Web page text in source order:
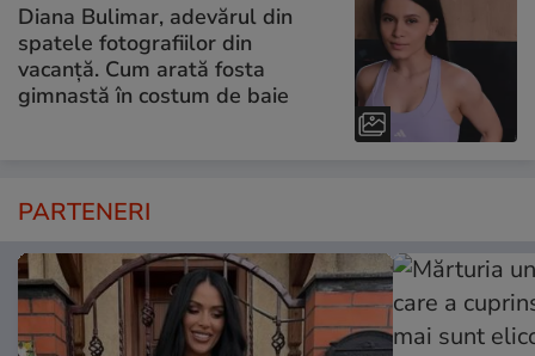
Diana Bulimar, adevărul din
spatele fotografiilor din
vacanță. Cum arată fosta
gimnastă în costum de baie
PARTENERI